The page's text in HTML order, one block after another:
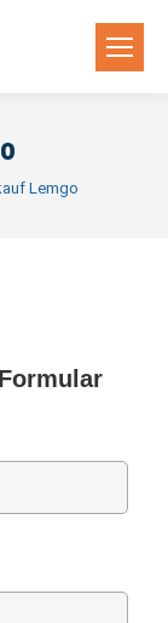
Lemgo